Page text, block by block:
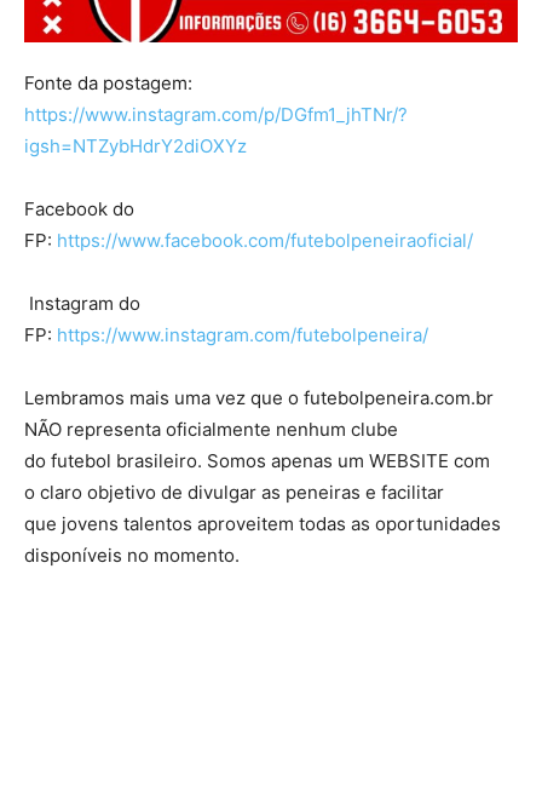
Fonte da postagem:
https://www.instagram.com/p/DGfm1_jhTNr/?
igsh=NTZybHdrY2diOXYz
Facebook do
FP: https://www.facebook.com/futebolpeneiraoficial/
Instagram do
FP: https://www.instagram.com/futebolpeneira/
Lembramos mais uma vez que o futebolpeneira.com.br
NÃO representa oficialmente nenhum clube
do futebol brasileiro. Somos apenas um WEBSITE com
o claro objetivo de divulgar as peneiras e facilitar
que jovens talentos aproveitem todas as oportunidades
disponíveis no momento.